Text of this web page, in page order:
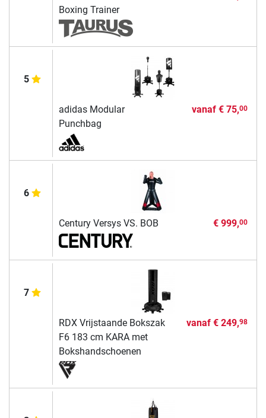
Boxing Trainer
5
adidas Modular
Punchbag
vanaf € 75,00
6
Century Versys VS. BOB € 999,00
7
RDX Vrijstaande Bokszak
F6 183 cm KARA met
Bokshandschoenen
vanaf € 249,98